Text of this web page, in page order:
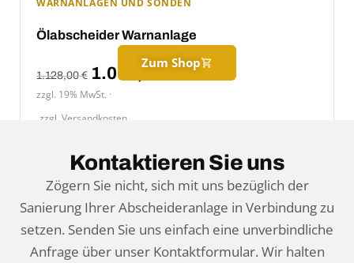
WARNANLAGEN UND SONDEN
Ölabscheider Warnanlage
1.128,00€ 1.079,00€
zzgl. 19% MwSt.
zzgl. Versandkosten
Details ansehen
Zum Shop
Kontaktieren Sie uns
Zögern Sie nicht, sich mit uns bezüglich der
Sanierung Ihrer Abscheideranlage in Verbindung zu
setzen. Senden Sie uns einfach eine unverbindliche
Anfrage über unser Kontaktformular. Wir halten